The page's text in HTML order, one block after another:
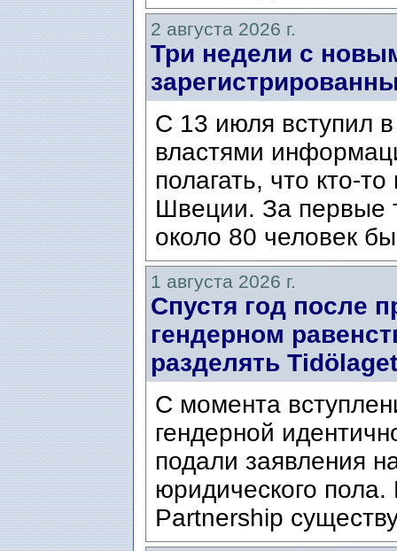
2 августа 2026 г.
Три недели с
С 13 июля вступил
властями
полагать, что кто-
Швеции. За первые
около 80 человек
1 августа 2026 г.
Спустя год после
гендерном
разделять
С момента
гендерной
подали заявления
юридического
Partnership